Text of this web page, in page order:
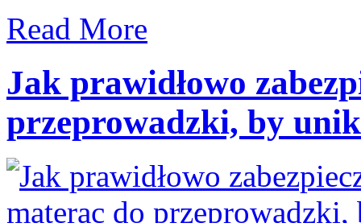
przeprowadzce,
by
uniknąć
zgub
i
Read More
Jak prawidłowo
przeprowadzki, by